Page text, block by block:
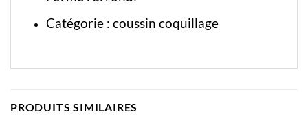
Catégorie : coussin coquillage
PRODUITS SIMILAIRES